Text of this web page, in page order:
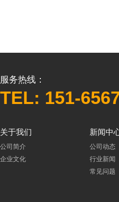
服务热线：
TEL: 151-
关于我们
公司简介
企业文化
新闻中
公司动态
行业新闻
常见问题